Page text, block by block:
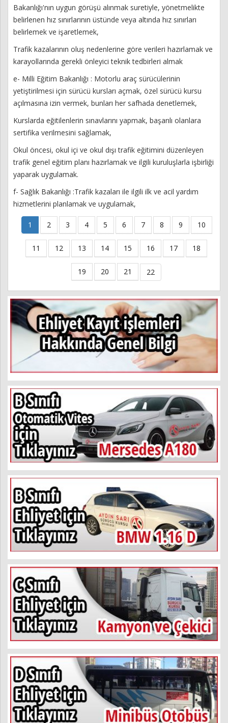
Bakanlığı'nın uygun görüşü alınmak suretiyle, yönetmelikte
belirlenen hız sınırlarının üstünde veya altında hız sınırları
belirlemek ve işaretlemek,
Trafik kazalarının oluş nedenlerine göre verileri hazırlamak ve
karayollarında gerekli önleyici teknik tedbirleri almak
e- Milli Eğitim Bakanlığı : Motorlu araç sürücülerinin
yetiştirilmesi için sürücü kursları açmak, özel sürücü kursu
açılmasına izin vermek, bunları her safhada denetlemek,
Kurslarda eğitilenlerin sınavlarını yapmak, başarılı olanlara
sertifika verilmesini sağlamak,
Okul öncesi, okul içi ve okul dışı trafik eğitimini düzenleyen
trafik genel eğitim planı hazırlamak ve ilgili kuruluşlarla işbirliği
yaparak uygulamak.
f- Sağlık Bakanlığı :Trafik kazaları ile ilgili ilk ve acil yardım
hizmetlerini planlamak ve uygulamak,
1 2 3 4 5 6 7 8 9 10
11 12 13 14 15 16 17 18
19 20 21 22